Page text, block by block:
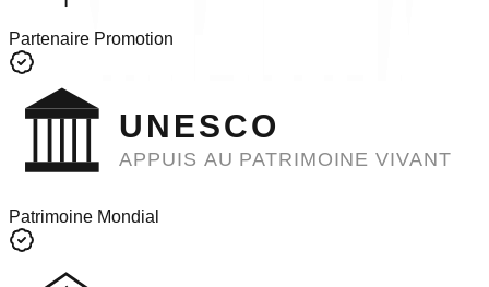
Partenaire Promotion
UNESCO
APPUIS AU PATRIMOINE VIVANT
Patrimoine Mondial